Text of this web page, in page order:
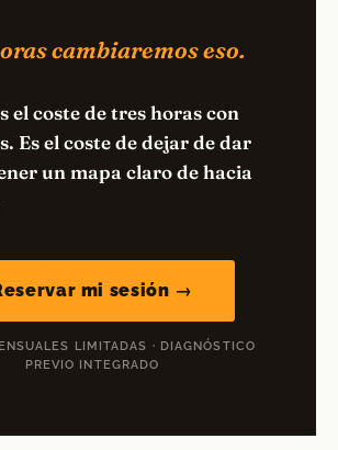
cambiaremos eso.
el coste de tres horas con
Es el coste de dejar de dar
un mapa claro de hacia
mi sesión →
LIMITADAS · DIAGNÓSTICO
PREVIO INTEGRADO